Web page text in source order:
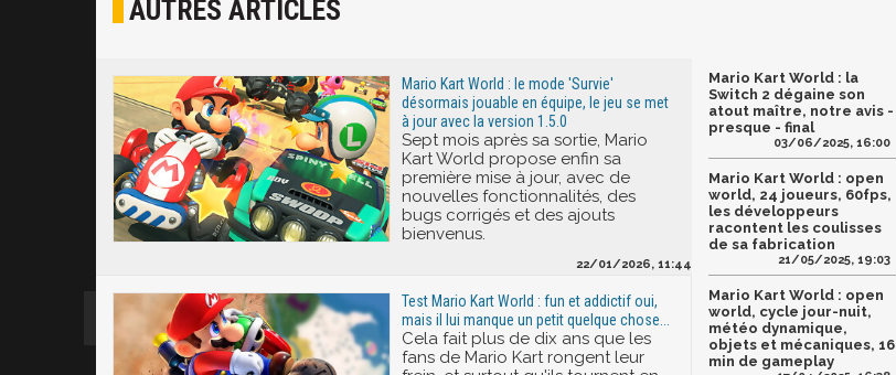
Joyeux
AUTRES ARTICLES
Mario Kart World : le mode 'Survie'
désormais jouable en équipe, le jeu se met
à jour avec la version 1.5.0
Sept mois après sa sortie, Mario
Kart World propose enfin sa
première mise à jour, avec de
nouvelles fonctionnalités, des
bugs corrigés et des ajouts
bienvenus.
22/01/2026, 11:44
Test Mario Kart World : fun et addictif oui,
mais il lui manque un petit quelque chose...
Cela fait plus de dix ans que les
fans de Mario Kart rongent leur
Mario Kart World : la
Switch 2 dégaine son
atout maître, notre avis -
presque - final
03/06/2025, 16:00
Mario Kart World : open
world, 24 joueurs, 60fps,
les développeurs
racontent les coulisses
de sa fabrication
21/05/2025, 19:03
Mario Kart World : open
world, cycle jour-nuit,
météo dynamique,
objets et mécaniques, 16
min de gameplay